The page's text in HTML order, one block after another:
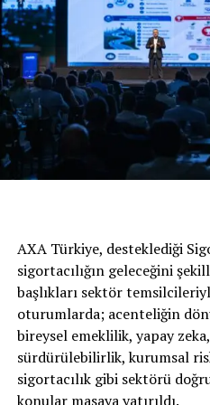
Güney Kore başta olmak
eden yapay zeka destekli
ile yapılan işbirliği, araçların
adım olarak
uygulamasında iki adet
AXA Türkiye, desteklediği
sigortacılığın geleceğini
başlıkları sektör
oturumlarda; acenteliğin
bireysel emeklilik, yapay
sürdürülebilirlik, kurumsal
sigortacılık gibi sektörü
konular masaya yatırıldı.